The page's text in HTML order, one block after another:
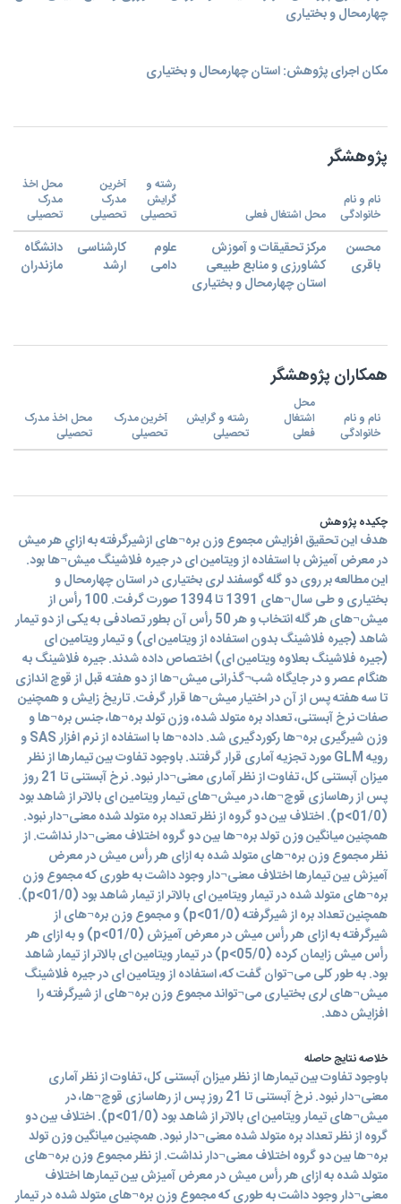
چهارمحال و بختیاری
مکان اجرای پژوهش: استان چهارمحال و بختیاری
پژوهشگر
نام و نام
خانوادگی
محل اشتغال فعلی
رشته و
گرایش
تحصیلی
آخرین
مدرک
تحصیلی
محل اخذ
مدرک
تحصیلی
محسن
باقری
مرکز تحقیقات و آموزش
کشاورزی و منابع طبیعی
استان چهارمحال و بختیاری
علوم
دامی
کارشناسی
ارشد
دانشگاه
مازندران
همکاران پژوهشگر
نام و نام
خانوادگی
محل
اشتغال
فعلی
رشته و گرایش
تحصیلی
آخرین مدرک
تحصیلی
محل اخذ مدرک
تحصیلی
چکیده پژوهش
هدف اين تحقيق افزایش مجموع وزن بره¬های ازشیرگرفته به ازاي هر ميش
در معرض آمیزش با استفاده از ویتامین ای در جیره فلاشینگ میش¬ها بود.
این مطالعه بر روی دو گله گوسفند لری بختیاری در استان چهارمحال و
بختیاری و طی سال¬های 1391 تا 1394 صورت گرفت. 100 رأس از
میش¬های هر گله انتخاب و هر 50 رأس آن بطور تصادفی به یکی از دو تیمار
شاهد (جیره فلاشینگ بدون استفاده از ویتامین ای) و تیمار ویتامین ای
(جیره فلاشینگ بعلاوه ویتامین ای) اختصاص داده شدند. جیره فلاشینگ به
هنگام عصر و در جایگاه شب¬گذرانی میش¬ها از دو هفته قبل از قوچ اندازی
تا سه هفته پس از آن در اختیار میش¬ها قرار گرفت. تاریخ زایش و همچنین
صفات نرخ آبستنی، تعداد بره متولد شده، وزن تولد بره¬ها، جنس بره¬ها و
وزن شیرگیری بره¬ها رکوردگیری شد. داده¬ها با استفاده از نرم افزار SAS و
رویه GLM مورد تجزیه آماری قرار گرفتند. باوجود تفاوت بین تیمارها از نظر
میزان آبستنی کل، تفاوت از نظر آماری معنی¬دار نبود. نرخ آبستنی تا 21 روز
پس از رهاسازی قوچ¬ها، در میش¬های تیمار ویتامین ای بالاتر از شاهد بود
(01/0>p). اختلاف بین دو گروه از نظر تعداد بره متولد شده معنی¬دار نبود.
همچنین میانگین وزن تولد بره¬ها بین دو گروه اختلاف معنی¬دار نداشت. از
نظر مجموع وزن بره¬های متولد شده به ازای هر رأس میش در معرض
آمیزش بین تیمارها اختلاف معنی¬دار وجود داشت به طوری که مجموع وزن
بره¬های متولد شده در تیمار ویتامین ای بالاتر از تیمار شاهد بود (01/0>p).
همچنین تعداد بره از شیرگرفته (01/0>p) و مجموع وزن بره¬های از
شیرگرفته به ازای هر رأس میش در معرض آمیزش (01/0>p) و به ازای هر
رأس میش زایمان کرده (05/0>p) در تیمار ویتامین ای بالاتر از تیمار شاهد
بود. به طور کلی می¬توان گفت که، استفاده از ویتامین ای در جیره فلاشینگ
میش¬های لری بختیاری می¬تواند مجموع وزن بره¬های از شیرگرفته را
افزایش دهد.
خلاصه نتایج حاصله
باوجود تفاوت بین تیمارها از نظر میزان آبستنی کل، تفاوت از نظر آماری
معنی¬دار نبود. نرخ آبستنی تا 21 روز پس از رهاسازی قوچ¬ها، در
میش¬های تیمار ویتامین ای بالاتر از شاهد بود (01/0>p). اختلاف بین دو
گروه از نظر تعداد بره متولد شده معنی¬دار نبود. همچنین میانگین وزن تولد
بره¬ها بین دو گروه اختلاف معنی¬دار نداشت. از نظر مجموع وزن بره¬های
متولد شده به ازای هر رأس میش در معرض آمیزش بین تیمارها اختلاف
معنی¬دار وجود داشت به طوری که مجموع وزن بره¬های متولد شده در تیمار